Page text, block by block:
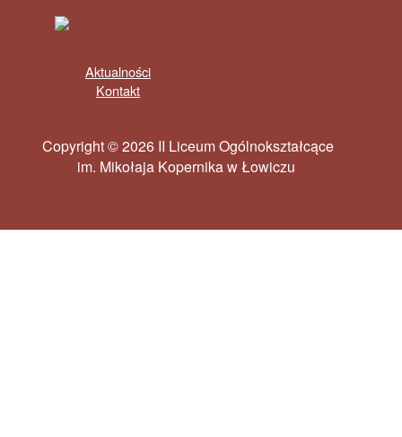
Aktualności
Kontakt
Copyright © 2026 II Liceum Ogólnokształcące
im. Mikołaja Kopernika w Łowiczu